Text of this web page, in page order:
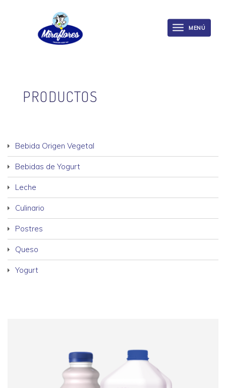
Toggle
MENÚ
PRODUCTOS
Bebida Origen Vegetal
Bebidas de Yogurt
Leche
Culinario
Postres
Queso
Yogurt